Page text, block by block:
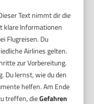
Text nimmt dir die
klare Informationen
Flugreisen. Du
Airlines gelten.
zur Vorbereitung.
Du lernst, wie du den
helfen. Am Ende
treffen, dieGefahren